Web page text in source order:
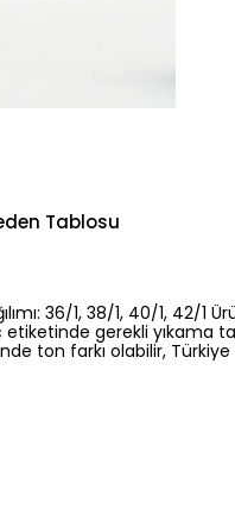
Tablosu
36/1, 38/1, 40/1, 42/1
etiketinde gerekli yıkama
ton farkı olabilir,